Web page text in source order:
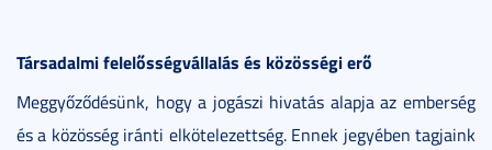
Társadalmi felelősségvállalás és közösségi erő
Meggyőződésünk, hogy a jogászi hivatás alapja az emberség
és a közösség iránti elkötelezettség. Ennek jegyében tagjaink